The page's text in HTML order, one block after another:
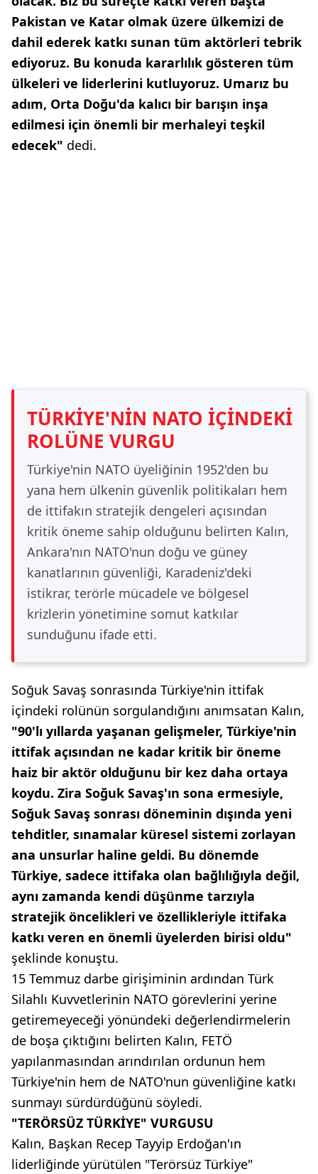
Pakistan ve Katar olmak üzere ülkemizi de
dahil ederek katkı sunan tüm aktörleri tebrik
ediyoruz. Bu konuda kararlılık gösteren tüm
ülkeleri ve liderlerini kutluyoruz. Umarız bu
adım, Orta Doğu'da kalıcı bir barışın inşa
edilmesi için önemli bir merhaleyi teşkil
edecek" dedi.
TÜRKİYE'NİN NATO İÇİNDEKİ
ROLÜNE VURGU
Türkiye'nin NATO üyeliğinin 1952'den bu
yana hem ülkenin güvenlik politikaları hem
de ittifakın stratejik dengeleri açısından
kritik öneme sahip olduğunu belirten Kalın,
Ankara'nın NATO'nun doğu ve güney
kanatlarının güvenliği, Karadeniz'deki
istikrar, terörle mücadele ve bölgesel
krizlerin yönetimine somut katkılar
sunduğunu ifade etti.
Soğuk Savaş sonrasında Türkiye'nin ittifak
içindeki rolünün sorgulandığını anımsatan Kalın,
"90'lı yıllarda yaşanan gelişmeler, Türkiye'nin
ittifak açısından ne kadar kritik bir öneme
haiz bir aktör olduğunu bir kez daha ortaya
koydu. Zira Soğuk Savaş'ın sona ermesiyle,
Soğuk Savaş sonrası döneminin dışında yeni
tehditler, sınamalar küresel sistemi zorlayan
ana unsurlar haline geldi. Bu dönemde
Türkiye, sadece ittifaka olan bağlılığıyla değil,
aynı zamanda kendi düşünme tarzıyla
stratejik öncelikleri ve özellikleriyle ittifaka
katkı veren en önemli üyelerden birisi oldu"
şeklinde konuştu.
15 Temmuz darbe girişiminin ardından Türk
Silahlı Kuvvetlerinin NATO görevlerini yerine
getiremeyeceği yönündeki değerlendirmelerin
de boşa çıktığını belirten Kalın, FETÖ
yapılanmasından arındırılan ordunun hem
Türkiye'nin hem de NATO'nun güvenliğine katkı
sunmayı sürdürdüğünü söyledi.
"TERÖRSÜZ TÜRKİYE" VURGUSU
Kalın, Başkan Recep Tayyip Erdoğan'ın
liderliğinde yürütülen "Terörsüz Türkiye"